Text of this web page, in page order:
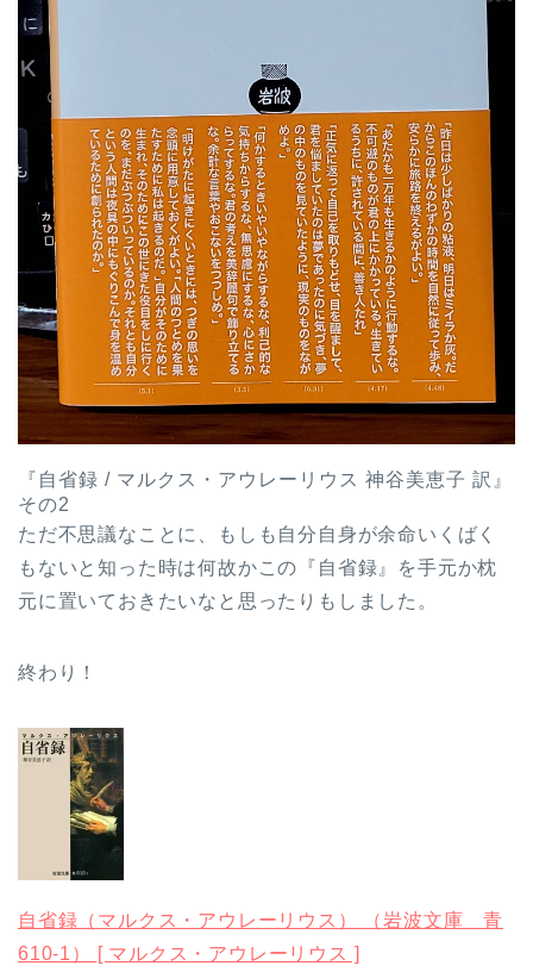
『自省録 / マルクス・アウレーリウス 神谷美恵子 訳』
その2
ただ不思議なことに、もしも自分自身が余命いくばく
もないと知った時は何故かこの『自省録』を手元か枕
元に置いておきたいなと思ったりもしました。
終わり！
自省録（マルクス・アウレーリウス） （岩波文庫 青
610-1） [ マルクス・アウレーリウス ]